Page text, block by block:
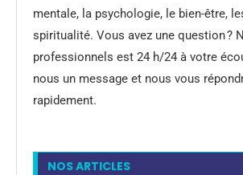
mentale, la psychologie, le bien-être,
spiritualité. Vous avez une question ?
professionnels est 24 h/24 à votre
nous un message et nous vous
rapidement.
NOS ARTICLES